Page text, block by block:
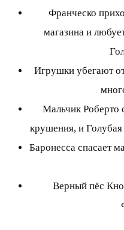
Франческо
магазина и
Игрушки убегают
Мальчик Роберто
крушения, и Голубая
Баронесса спасает
Верный пёс